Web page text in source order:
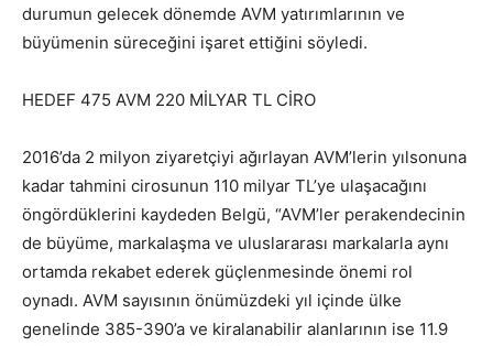
durumun gelecek dönemde AVM yatırımlarının ve
büyümenin süreceğini işaret ettiğini söyledi.
HEDEF 475 AVM 220 MİLYAR TL CİRO
2016’da 2 milyon ziyaretçiyi ağırlayan AVM’lerin yılsonuna
kadar tahmini cirosunun 110 milyar TL’ye ulaşacağını
öngördüklerini kaydeden Belgü, “AVM’ler perakendecinin
de büyüme, markalaşma ve uluslararası markalarla aynı
ortamda rekabet ederek güçlenmesinde önemi rol
oynadı. AVM sayısının önümüzdeki yıl içinde ülke
genelinde 385-390’a ve kiralanabilir alanlarının ise 11.9